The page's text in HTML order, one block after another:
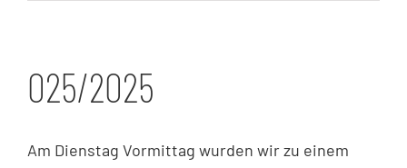
025/2025
Am Dienstag Vormittag wurden wir zu einem